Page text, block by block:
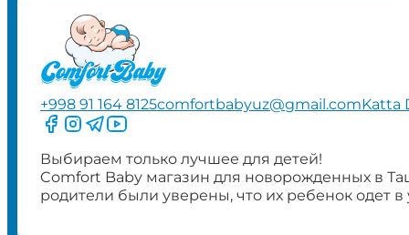
+998 91 164 8125comfortbabyuz@gmail.comKatta
Следите за нами на Facebook
Следите за нами в Instagram
Следите за нами в Telegram
Следите за нами в YouTube
Выбираем только лучшее для детей!
Comfort Baby магазин для новорожденных в
родители были уверены, что их ребенок одет